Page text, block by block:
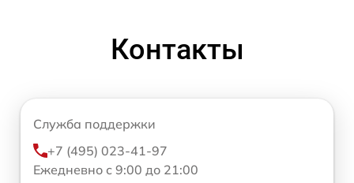
Контакты
Служба поддержки
+7 (495) 023-41-97
Ежедневно с 9:00 до 21:00